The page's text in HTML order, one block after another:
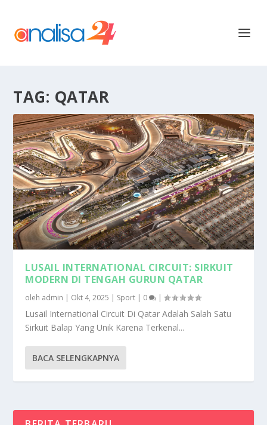
TAG: QATAR
LUSAIL INTERNATIONAL CIRCUIT: SIRKUIT
MODERN DI TENGAH GURUN QATAR
oleh admin | Okt 4, 2025 | Sport | 0 |
Lusail International Circuit Di Qatar Adalah Salah Satu
Sirkuit Balap Yang Unik Karena Terkenal...
BACA SELENGKAPNYA